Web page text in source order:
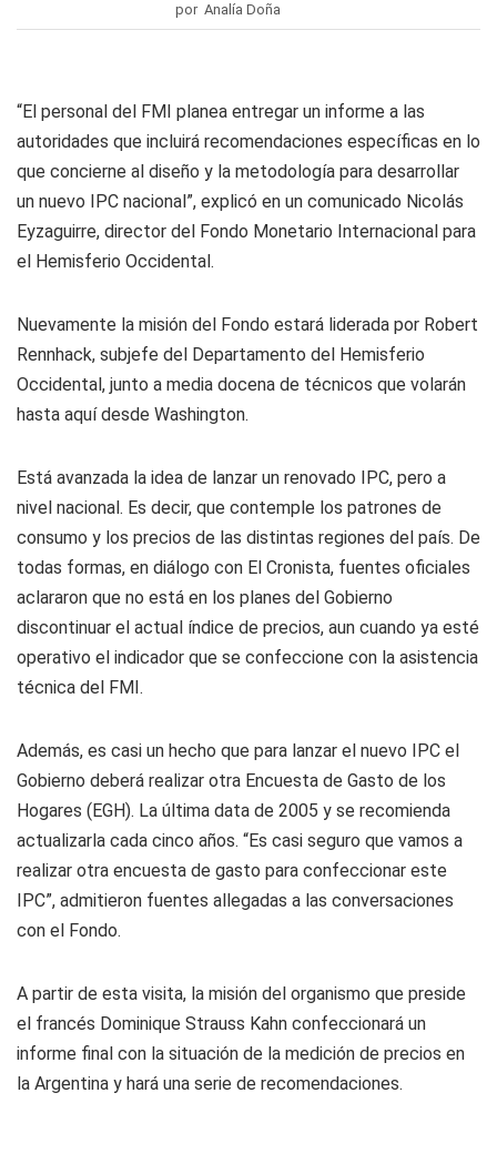
por Analía Doña
“El personal del FMI planea entregar un informe a las
autoridades que incluirá recomendaciones específicas en lo
que concierne al diseño y la metodología para desarrollar
un nuevo IPC nacional”, explicó en un comunicado Nicolás
Eyzaguirre, director del Fondo Monetario Internacional para
el Hemisferio Occidental.
Nuevamente la misión del Fondo estará liderada por Robert
Rennhack, subjefe del Departamento del Hemisferio
Occidental, junto a media docena de técnicos que volarán
hasta aquí desde Washington.
Está avanzada la idea de lanzar un renovado IPC, pero a
nivel nacional. Es decir, que contemple los patrones de
consumo y los precios de las distintas regiones del país. De
todas formas, en diálogo con El Cronista, fuentes oficiales
aclararon que no está en los planes del Gobierno
discontinuar el actual índice de precios, aun cuando ya esté
operativo el indicador que se confeccione con la asistencia
técnica del FMI.
Además, es casi un hecho que para lanzar el nuevo IPC el
Gobierno deberá realizar otra Encuesta de Gasto de los
Hogares (EGH). La última data de 2005 y se recomienda
actualizarla cada cinco años. “Es casi seguro que vamos a
realizar otra encuesta de gasto para confeccionar este
IPC”, admitieron fuentes allegadas a las conversaciones
con el Fondo.
A partir de esta visita, la misión del organismo que preside
el francés Dominique Strauss Kahn confeccionará un
informe final con la situación de la medición de precios en
la Argentina y hará una serie de recomendaciones.